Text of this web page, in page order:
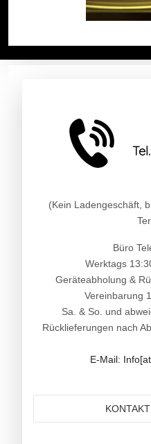
(Kein Ladengeschäft,
Büro
Werktags
Geräteabholung &
Vereinbarung
Sa. & So. und
Rücklieferungen nach
E-Mail: